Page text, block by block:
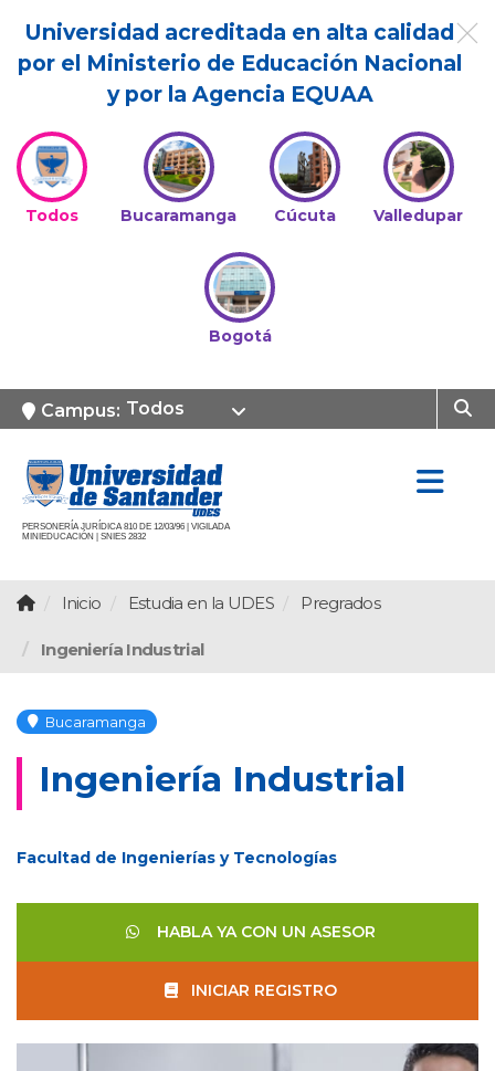
Universidad acreditada en alta calidad
por el Ministerio de Educación Nacional
y por la Agencia EQUAA
Todos Bucaramanga Cúcuta Valledupar
Bogotá
Campus: Todos
PERSONERÍA JURÍDICA 810 DE 12/03/96 | VIGILADA
MINIEDUCACIÓN | SNIES 2832
Inicio Estudia en la UDES Pregrados
Ingeniería Industrial
Bucaramanga
Ingeniería Industrial
Facultad de Ingenierías y Tecnologías
HABLA YA CON UN ASESOR
INICIAR REGISTRO